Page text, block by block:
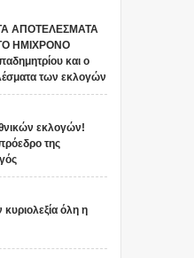
ΑΠΟΤΕΛΕΣΜΑΤΑ
ΗΜΙΧΡΟΝΟ
και ο
των εκλογών
εκλογών!
της
όλη η